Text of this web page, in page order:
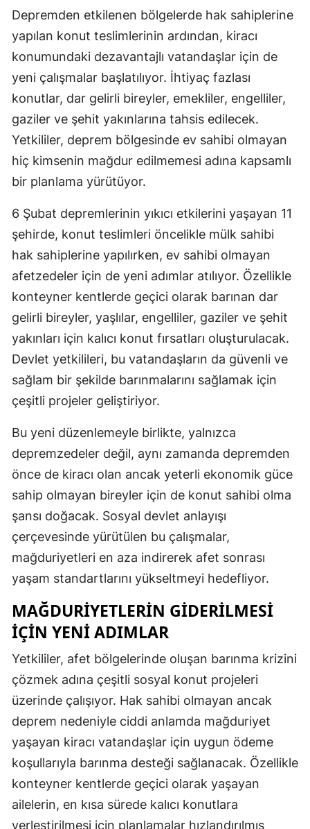
Eskişehir
Gaziantep
Giresun
Gümüşhane
Hakkari
Hatay
Mersin
İstanbul
İzmir
Kars
Kastamonu
Kayseri
Kocaeli
Konya
Kütahya
Malatya
Muğla
Muş
Nevşehir
Niğde
Ordu
Rize
Sakarya
Depremden etkilenen bölgelerde hak sahiplerine
yapılan konut teslimlerinin ardından, kiracı
konumundaki dezavantajlı vatandaşlar için de
yeni çalışmalar başlatılıyor. İhtiyaç fazlası
konutlar, dar gelirli bireyler, emekliler, engelliler,
gaziler ve şehit yakınlarına tahsis edilecek.
Yetkililer, deprem bölgesinde ev sahibi olmayan
hiç kimsenin mağdur edilmemesi adına kapsamlı
bir planlama yürütüyor.
6 Şubat depremlerinin yıkıcı etkilerini yaşayan 11
şehirde, konut teslimleri öncelikle mülk sahibi
hak sahiplerine yapılırken, ev sahibi olmayan
afetzedeler için de yeni adımlar atılıyor. Özellikle
konteyner kentlerde geçici olarak barınan dar
gelirli bireyler, yaşlılar, engelliler, gaziler ve şehit
yakınları için kalıcı konut fırsatları oluşturulacak.
Devlet yetkilileri, bu vatandaşların da güvenli ve
sağlam bir şekilde barınmalarını sağlamak için
çeşitli projeler geliştiriyor.
Bu yeni düzenlemeyle birlikte, yalnızca
depremzedeler değil, aynı zamanda depremden
önce de kiracı olan ancak yeterli ekonomik güce
sahip olmayan bireyler için de konut sahibi olma
şansı doğacak. Sosyal devlet anlayışı
çerçevesinde yürütülen bu çalışmalar,
mağduriyetleri en aza indirerek afet sonrası
yaşam standartlarını yükseltmeyi hedefliyor.
MAĞDURIYETLERIN GIDERILMESI
İÇIN YENI ADIMLAR
Yetkililer, afet bölgelerinde oluşan barınma krizini
çözmek adına çeşitli sosyal konut projeleri
üzerinde çalışıyor. Hak sahibi olmayan ancak
deprem nedeniyle ciddi anlamda mağduriyet
yaşayan kiracı vatandaşlar için uygun ödeme
koşullarıyla barınma desteği sağlanacak. Özellikle
konteyner kentlerde geçici olarak yaşayan
ailelerin, en kısa sürede kalıcı konutlara
yerleştirilmesi için planlamalar hızlandırılmış